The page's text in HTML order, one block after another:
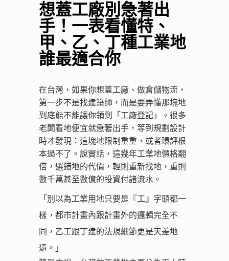
想蓋工廠別急著出
手！一表看懂特、
甲、乙、丁種工業地
誰最適合你
在台灣，如果你想蓋工廠、做倉儲物流，
第一步不是找建築師，而是要弄懂那塊地
到底能不能讓你領到「工廠登記」。很多
老闆看地便宜就急著出手，等到規劃設計
時才發現：這塊地限制重重，或者環評根
本過不了。說實話，這幾年工業地價格翻
倍，選錯地的代價，輕則重新找地，重則
數千萬甚至數億的投資付諸流水。
「別以為工業用地只要是『工』字頭都一
樣，都市計畫內跟計畫外的邏輯完全不
同，乙工跟丁建的法規細節更是天差地
遠。」